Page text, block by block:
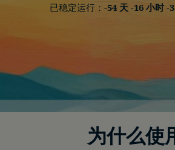
已稳定运行： -54 天 -16 小时 -
为什么使